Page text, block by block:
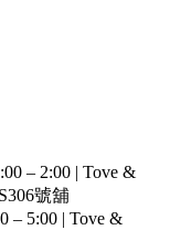
– 2:00 | Tove &
號舖
– 5:00 | Tove &